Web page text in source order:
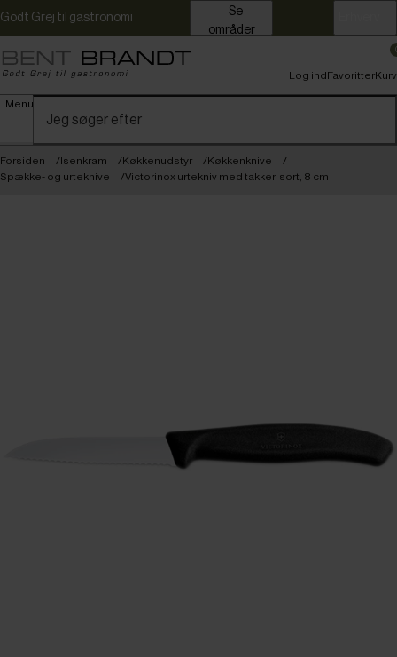
Godt Grej til gastronomi
områder
Menu
Log indFavoritterKurv
Forsiden Isenkram Køkkenudstyr
Køkkenknive
Spække- og urteknive
Victorinox urtekniv med takker, sort, 8 cm